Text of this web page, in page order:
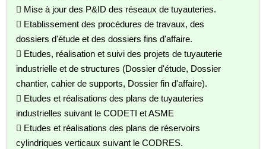
 Mise à jour des P&ID des réseaux de tuyauteries.
 Etablissement des procédures de travaux, des
dossiers d'étude et des dossiers fins d'affaire.
 Etudes, réalisation et suivi des projets de tuyauterie
industrielle et de structures (Dossier d'étude, Dossier
chantier, cahier de supports, Dossier fin d'affaire).
 Etudes et réalisations des plans de tuyauteries
industrielles suivant le CODETI et ASME
 Etudes et réalisations des plans de réservoirs
cylindriques verticaux suivant le CODRES.